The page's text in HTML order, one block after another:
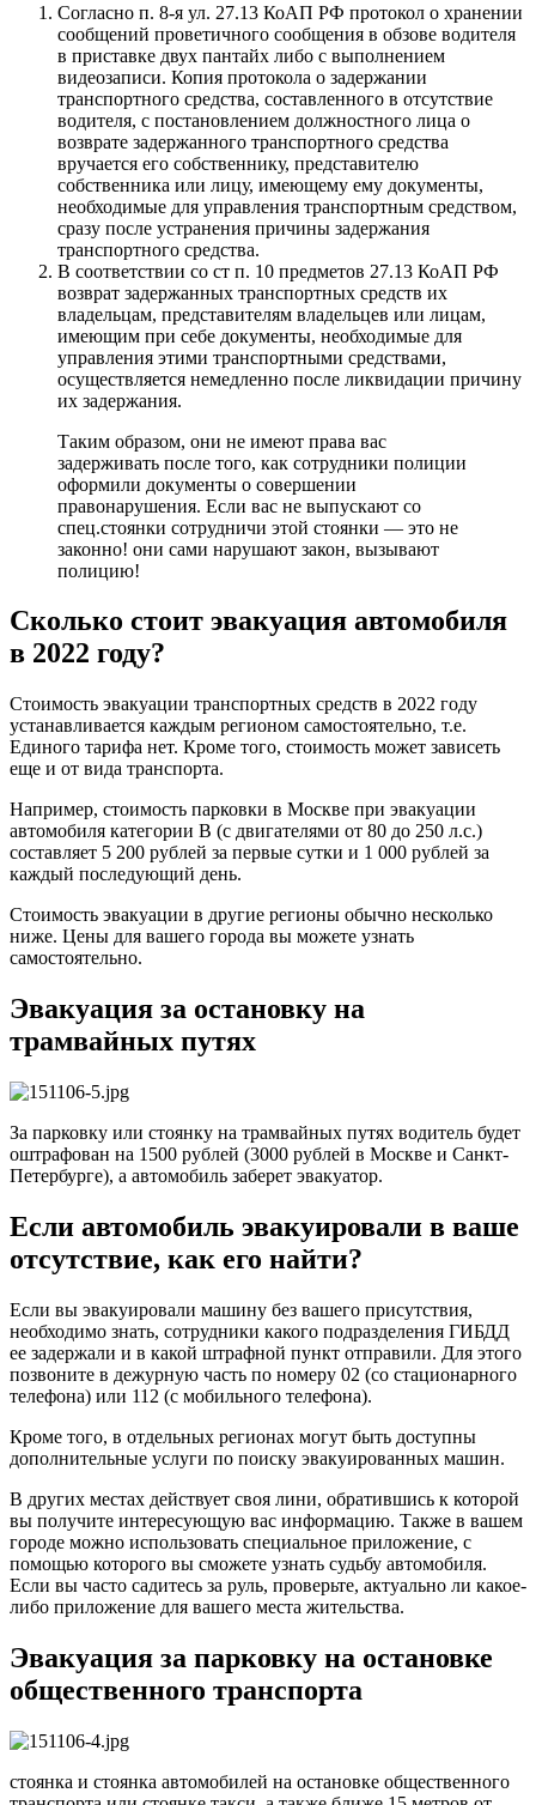
Согласно п. 8-я ул. 27.13 КоАП РФ протокол о хранении
сообщений проветичного сообщения в обзове водителя
в приставке двух пантайх либо с выполнением
видеозаписи. Копия протокола о задержании
транспортного средства, составленного в отсутствие
водителя, с постановлением должностного лица о
возврате задержанного транспортного средства
вручается его собственнику, представителю
собственника или лицу, имеющему ему документы,
необходимые для управления транспортным средством,
сразу после устранения причины задержания
транспортного средства.
В соответствии со ст п. 10 предметов 27.13 КоАП РФ
возврат задержанных транспортных средств их
владельцам, представителям владельцев или лицам,
имеющим при себе документы, необходимые для
управления этими транспортными средствами,
осуществляется немедленно после ликвидации причину
их задержания.
Таким образом, они не имеют права вас
задерживать после того, как сотрудники полиции
оформили документы о совершении
правонарушения. Если вас не выпускают со
спец.стоянки сотрудничи этой стоянки — это не
законно! они сами нарушают закон, вызывают
полицию!
Сколько стоит эвакуация автомобиля
в 2022 году?
Стоимость эвакуации транспортных средств в 2022 году
устанавливается каждым регионом самостоятельно, т.е.
Единого тарифа нет. Кроме того, стоимость может зависеть
еще и от вида транспорта.
Например, стоимость парковки в Москве при эвакуации
автомобиля категории В (с двигателями от 80 до 250 л.с.)
составляет 5 200 рублей за первые сутки и 1 000 рублей за
каждый последующий день.
Стоимость эвакуации в другие регионы обычно несколько
ниже. Цены для вашего города вы можете узнать
самостоятельно.
Эвакуация за остановку на
трамвайных путях
За парковку или стоянку на трамвайных путях водитель будет
оштрафован на 1500 рублей (3000 рублей в Москве и Санкт-
Петербурге), а автомобиль заберет эвакуатор.
Если автомобиль эвакуировали в ваше
отсутствие, как его найти?
Если вы эвакуировали машину без вашего присутствия,
необходимо знать, сотрудники какого подразделения ГИБДД
ее задержали и в какой штрафной пункт отправили. Для этого
позвоните в дежурную часть по номеру 02 (со стационарного
телефона) или 112 (с мобильного телефона).
Кроме того, в отдельных регионах могут быть доступны
дополнительные услуги по поиску эвакуированных машин.
В других местах действует своя лини, обратившись к которой
вы получите интересующую вас информацию. Также в вашем
городе можно использовать специальное приложение, с
помощью которого вы сможете узнать судьбу автомобиля.
Если вы часто садитесь за руль, проверьте, актуально ли какое-
либо приложение для вашего места жительства.
Эвакуация за парковку на остановке
общественного транспорта
стоянка и стоянка автомобилей на остановке общественного